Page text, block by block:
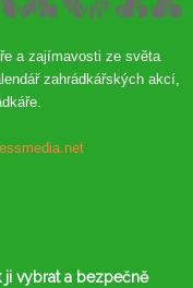
a zajímavosti ze světa
zahrádkářských akcí,
ji vybrat a bezpečně